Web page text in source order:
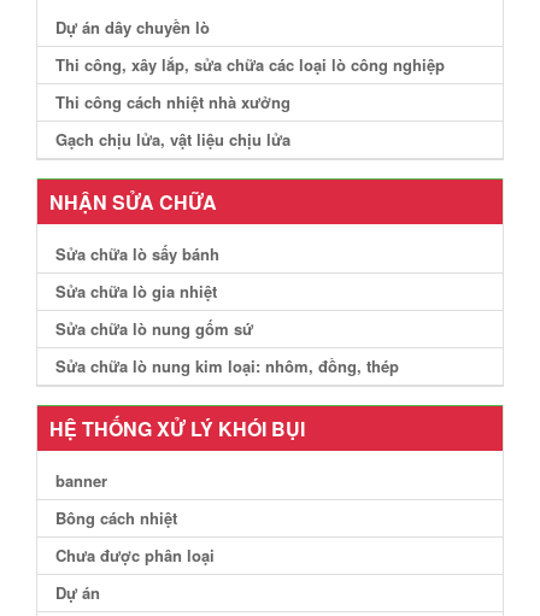
Dự án dây chuyền lò
Thi công, xây lắp, sửa chữa các loại lò công nghiệp
Thi công cách nhiệt nhà xưởng
Gạch chịu lửa, vật liệu chịu lửa
NHẬN SỬA CHỮA
Sửa chữa lò sấy bánh
Sửa chữa lò gia nhiệt
Sửa chữa lò nung gốm sứ
Sửa chữa lò nung kim loại: nhôm, đồng, thép
HỆ THỐNG XỬ LÝ KHÓI BỤI
banner
Bông cách nhiệt
Chưa được phân loại
Dự án